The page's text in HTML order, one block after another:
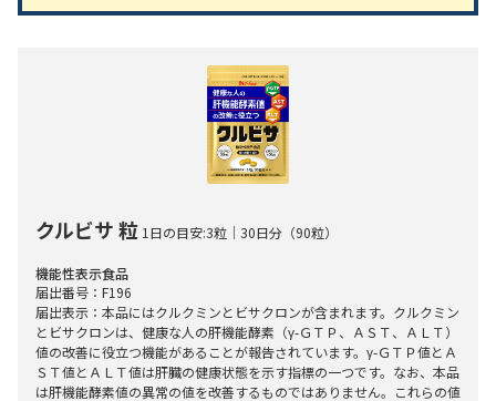
クルビサ 粒 1日の目安:3粒｜30日分（90粒）
機能性表示食品
届出番号：F196
届出表示：本品にはクルクミンとビサクロンが含まれます。クルクミン
とビサクロンは、健康な人の肝機能酵素（γ-ＧＴＰ、ＡＳＴ、ＡＬＴ）
値の改善に役立つ機能があることが報告されています。γ-ＧＴＰ値とＡ
ＳＴ値とＡＬＴ値は肝臓の健康状態を示す指標の一つです。なお、本品
は肝機能酵素値の異常の値を改善するものではありません。これらの値